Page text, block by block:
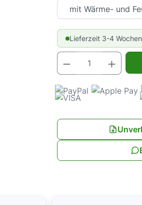
Lieferzeit 3-4 Wochen